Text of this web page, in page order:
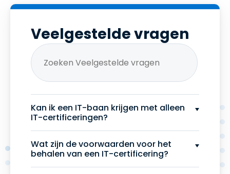
Veelgestelde vragen
Kan ik een IT-baan krijgen met alleen
IT-certificeringen?
Wat zijn de voorwaarden voor het
behalen van een IT-certificering?